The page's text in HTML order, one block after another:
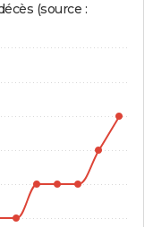
(source :